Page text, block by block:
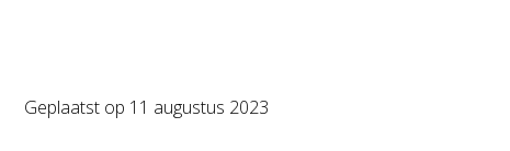
Geplaatst op 11 augustus 2023